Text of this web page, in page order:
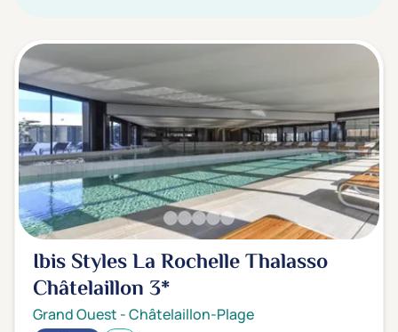
Ibis Styles La Rochelle Thalasso
Châtelaillon 3*
Grand Ouest -Châtelaillon-Plage